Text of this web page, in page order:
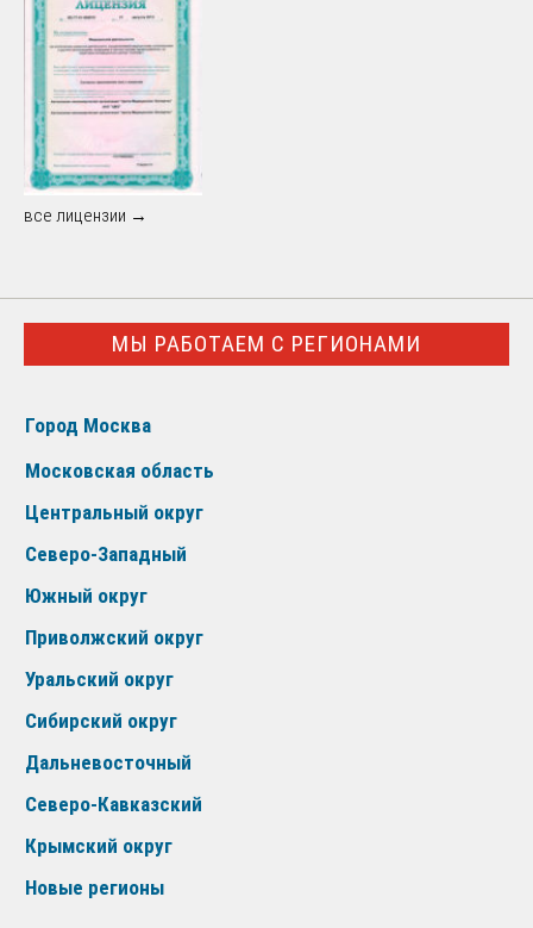
все лицензии →
МЫ РАБОТАЕМ С РЕГИОНАМИ
Город Москва
Московская область
Центральный округ
Северо-Западный
Южный округ
Приволжский округ
Уральский округ
Сибирский округ
Дальневосточный
Северо-Кавказский
Крымский округ
Новые регионы